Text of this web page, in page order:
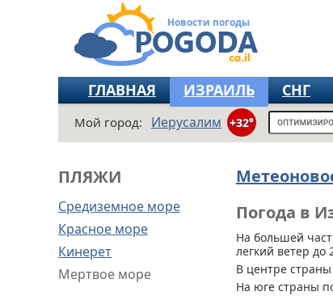
Новости погоды
ГЛАВНАЯ ИЗРАИЛЬ СНГ
Мой город: Иерусалим +32°
ПЛЯЖИ
Средиземное море
Красное море
Кинерет
Мертвое море
Погода в
На большей
легкий ветер до
В центре
На юге страны